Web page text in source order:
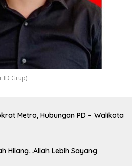
Grup)
Metro, Hubungan PD – Walikota
Hilang…Allah Lebih Sayang